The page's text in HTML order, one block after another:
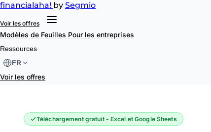
financialaha! by Segmio
Voir les offres
Modèles de Feuilles Pour les entreprises
Ressources
FR
Voir les offres
Téléchargement gratuit - Excel et Google Sheets